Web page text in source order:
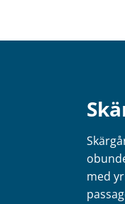
med